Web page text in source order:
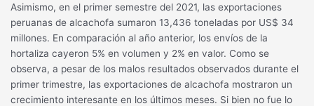
Asimismo, en el primer semestre del 2021, las exportaciones
peruanas de alcachofa sumaron 13,436 toneladas por US$ 34
millones. En comparación al año anterior, los envíos de la
hortaliza cayeron 5% en volumen y 2% en valor. Como se
observa, a pesar de los malos resultados observados durante el
primer trimestre, las exportaciones de alcachofa mostraron un
crecimiento interesante en los últimos meses. Si bien no fue lo